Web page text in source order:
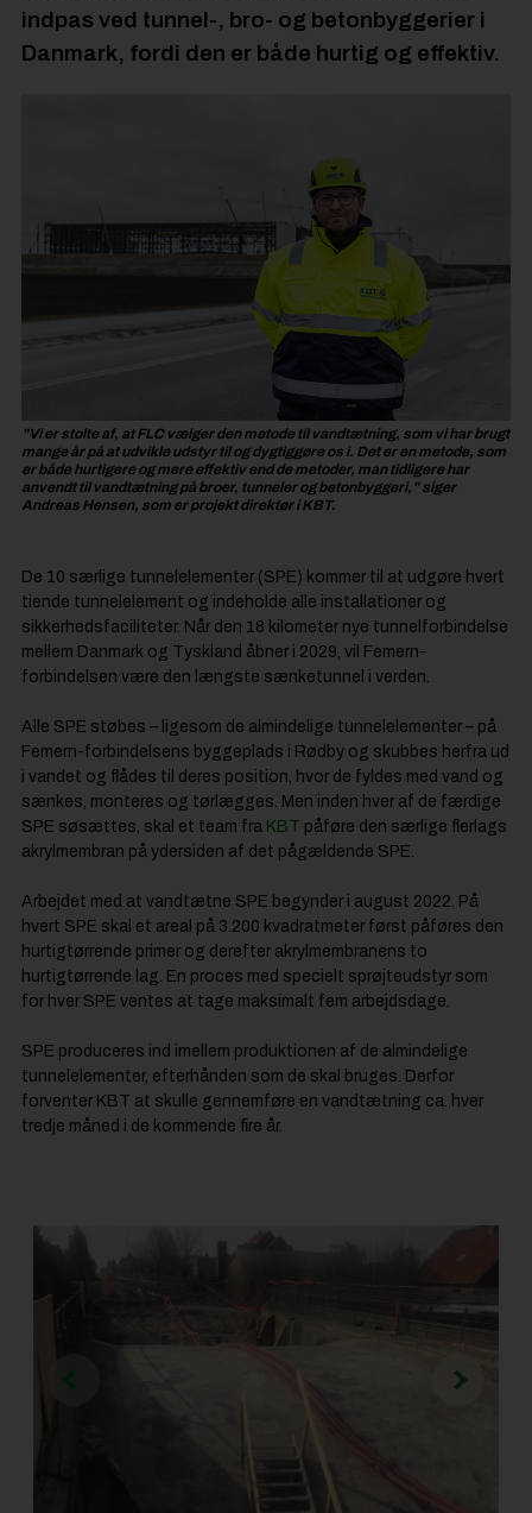
indpas ved tunnel-, bro- og betonbyggerier i
Danmark, fordi den er både hurtig og effektiv.
”Vi er stolte af, at FLC vælger den metode til vandtætning, som vi har brugt
mange år på at udvikle udstyr til og dygtiggøre os i. Det er en metode, som
er både hurtigere og mere effektiv end de metoder, man tidligere har
anvendt til vandtætning på broer, tunneler og betonbyggeri,” siger
Andreas Hensen, som er projekt direktør i KBT.
De 10 særlige tunnelelementer (SPE) kommer til at udgøre hvert
tiende tunnelelement og indeholde alle installationer og
sikkerhedsfaciliteter. Når den 18 kilometer nye tunnelforbindelse
mellem Danmark og Tyskland åbner i 2029, vil Femern-
forbindelsen være den længste sænketunnel i verden.
Alle SPE støbes – ligesom de almindelige tunnelelementer – på
Femern-forbindelsens byggeplads i Rødby og skubbes herfra ud
i vandet og flådes til deres position, hvor de fyldes med vand og
sænkes, monteres og tørlægges. Men inden hver af de færdige
SPE søsættes, skal et team fra KBT påføre den særlige flerlags
akrylmembran på ydersiden af det pågældende SPE.
Arbejdet med at vandtætne SPE begynder i august 2022. På
hvert SPE skal et areal på 3.200 kvadratmeter først påføres den
hurtigtørrende primer og derefter akrylmembranens to
hurtigtørrende lag. En proces med specielt sprøjteudstyr som
for hver SPE ventes at tage maksimalt fem arbejdsdage.
SPE produceres ind imellem produktionen af de almindelige
tunnelelementer, efterhånden som de skal bruges. Derfor
forventer KBT at skulle gennemføre en vandtætning ca. hver
tredje måned i de kommende fire år.